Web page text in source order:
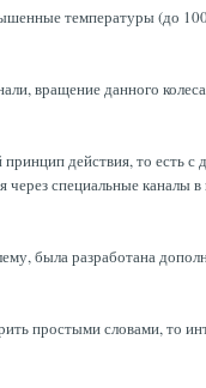
температуры (до
вращение данного
действия, то есть с
через специальные
была разработана
простыми словами, то